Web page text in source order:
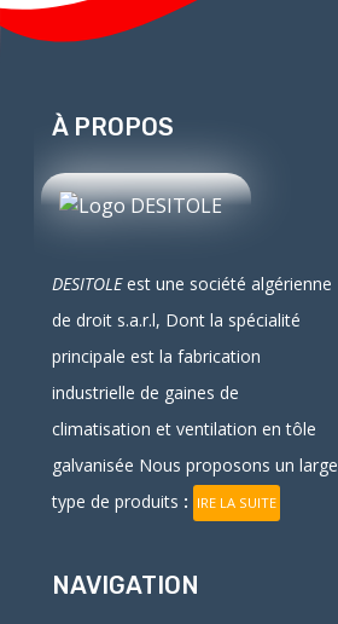
À PROPOS
DESITOLE est une société algérienne
de droit s.a.r.l, Dont la spécialité
principale est la fabrication
industrielle de gaines de
climatisation et ventilation entôle
galvanisée Nous proposons un large
type de produits : IRE LA SUITE
NAVIGATION